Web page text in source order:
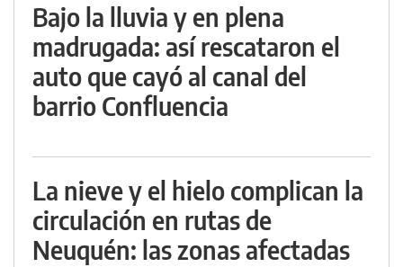
Bajo la lluvia y en plena
madrugada: así rescataron el
auto que cayó al canal del
barrio Confluencia
La nieve y el hielo complican la
circulación en rutas de
Neuquén: las zonas afectadas